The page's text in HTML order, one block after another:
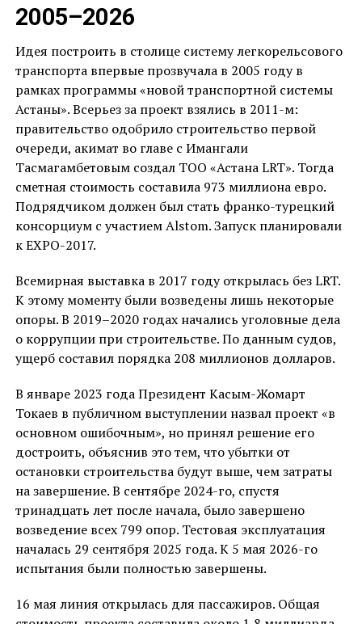
2005–2026
Идея построить в столице систему легкорельсового
транспорта впервые прозвучала в 2005 году в
рамках программы «новой транспортной системы
Астаны». Всерьез за проект взялись в 2011-м:
правительство одобрило строительство первой
очереди, акимат во главе с Имангали
Тасмагамбетовым создал ТОО «Астана LRT». Тогда
сметная стоимость составила 973 миллиона евро.
Подрядчиком должен был стать франко-турецкий
консорциум с участием Alstom. Запуск планировали
к EXPO-2017.
Всемирная выставка в 2017 году открылась без LRT.
К этому моменту были возведены лишь некоторые
опоры. В 2019–2020 годах начались уголовные дела
о коррупции при строительстве. По данным судов,
ущерб составил порядка 208 миллионов долларов.
В январе 2023 года Президент Касым-Жомарт
Токаев в публичном выступлении назвал проект «в
основном ошибочным», но принял решение его
достроить, объяснив это тем, что убытки от
остановки строительства будут выше, чем затраты
на завершение. В сентябре 2024-го, спустя
тринадцать лет после начала, было завершено
возведение всех 799 опор. Тестовая эксплуатация
началась 29 сентября 2025 года. К 5 мая 2026-го
испытания были полностью завершены.
16 мая линия открылась для пассажиров. Общая